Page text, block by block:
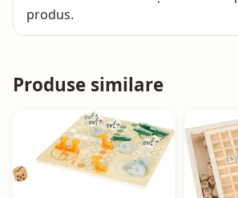
produs.
Produse similare